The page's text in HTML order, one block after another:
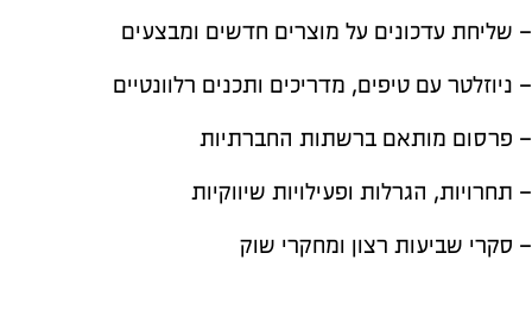
– שליחת עדכונים על מוצרים חדשים ומבצעים
– ניוזלטר עם טיפים, מדריכים ותכנים רלוונטיים
– פרסום מותאם ברשתות החברתיות
– תחרויות, הגרלות ופעילויות שיווקיות
– סקרי שביעות רצון ומחקרי שוק